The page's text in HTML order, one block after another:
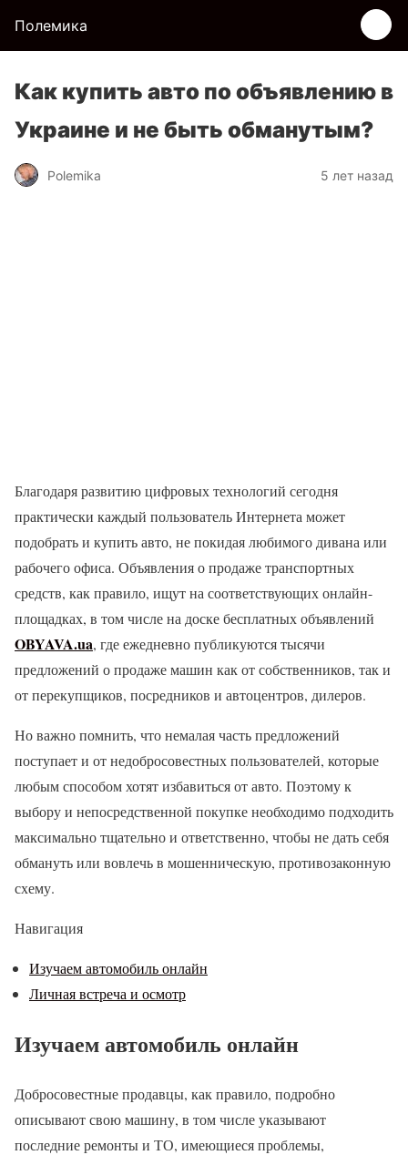
Полемика
Как купить авто по объявлению в
Украине и не быть обманутым?
Polemika 5 лет назад
Благодаря развитию цифровых технологий сегодня
практически каждый пользователь Интернета может
подобрать и купить авто, не покидая любимого дивана или
рабочего офиса. Объявления о продаже транспортных
средств, как правило, ищут на соответствующих онлайн-
площадках, в том числе на доске бесплатных объявлений
OBYAVA.ua, где ежедневно публикуются тысячи
предложений о продаже машин как от собственников, так и
от перекупщиков, посредников и автоцентров, дилеров.
Но важно помнить, что немалая часть предложений
поступает и от недобросовестных пользователей, которые
любым способом хотят избавиться от авто. Поэтому к
выбору и непосредственной покупке необходимо подходить
максимально тщательно и ответственно, чтобы не дать себя
обмануть или вовлечь в мошенническую, противозаконную
схему.
Навигация
Изучаем автомобиль онлайн
Личная встреча и осмотр
Изучаем автомобиль онлайн
Добросовестные продавцы, как правило, подробно
описывают свою машину, в том числе указывают
последние ремонты и ТО, имеющиеся проблемы,